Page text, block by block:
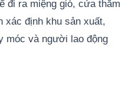
đi ra miệng gió, cửa thăm
xác định khu sản xuất,
móc và người lao động